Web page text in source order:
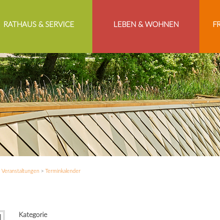
RATHAUS & SERVICE LEBEN & WOHNEN
Veranstaltungen> Terminkalender
Kategorie